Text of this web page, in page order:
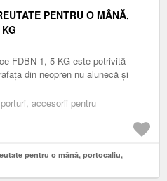
PENTRU O MÂNĂ,
FDBN 1, 5 KG este potrivită
din neopren nu alunecă și
accesorii pentru
pentru o mână, portocaliu,